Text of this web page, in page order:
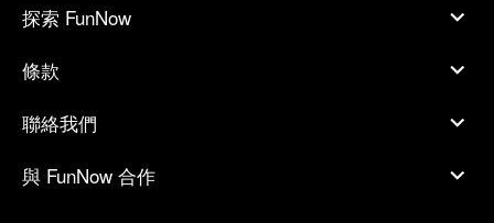
探索 FunNow
條款
聯絡我們
與 FunNow 合作